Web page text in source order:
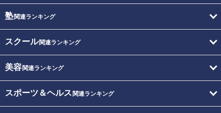
塾関連ランキング
スクール関連ランキング
美容関連ランキング
スポーツ＆ヘルス 関連ランキング